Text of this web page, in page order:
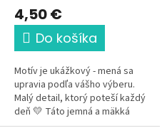
4,50 €
Do košíka
Motív je ukážkový - mená sa
upravia podľa vášho výberu.
Malý detail, ktorý poteší každý
deň 💛 Táto jemná a mäkká
utierka z mikrovlákna s jemným